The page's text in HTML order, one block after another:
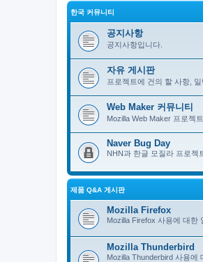
한국 커뮤니티
공지사항
공지사항입니다.
자유 게시판
프로젝트에 건의 할 사항,
Web Maker 커뮤니티
Mozilla Web Maker 프로젝
Naver Bug Day
NHN과 한글 모질라 프로젝
제품 Q&A 게시판
Mozilla Firefox
Mozilla Firefox 사용에 대한
Mozilla Thunderbird
Mozilla Thunderbird 사용에